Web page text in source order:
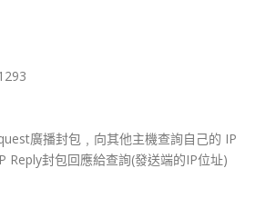
廣播封包﹐向其他主機查詢自己的 IP
Reply封包回應給查詢(發送端的IP位址)